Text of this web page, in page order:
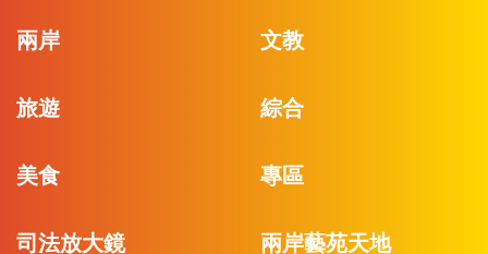
兩岸 文教
旅遊 綜合
美食 專區
司法放大鏡 兩岸藝苑天地